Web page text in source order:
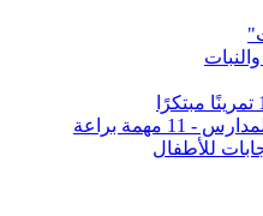
مهمة براعة
للأطفال